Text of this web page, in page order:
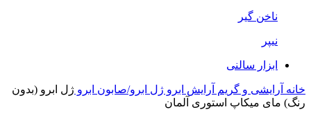
ناخن گیر
نیپر
ابزار سالنی
خانه آرایشی و گریم آرایش ابرو ژل ابرو/صابون ابرو ژل ابرو (بدون
رنگ) مای میکاپ استوری آلمان